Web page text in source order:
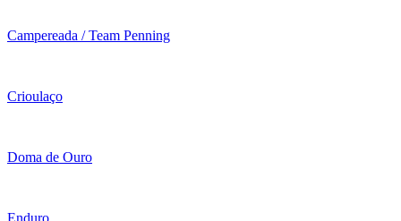
Campereada / Team Penning
Crioulaço
Doma de Ouro
Enduro